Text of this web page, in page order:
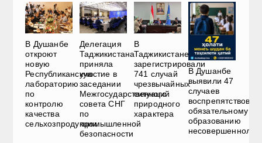
В Душанбе
откроют
новую
Республиканскую
лабораторию
по
контролю
качества
сельхозпродукции
Делегация
Таджикистана
приняла
участие в
заседании
Межгосударственного
совета СНГ
по
промышленной
безопасности
В
Таджикистане
зарегистрировали
741 случай
чрезвычайных
ситуаций
природного
характера
В Душанбе
выявили 47
случаев
обязательному
образованию